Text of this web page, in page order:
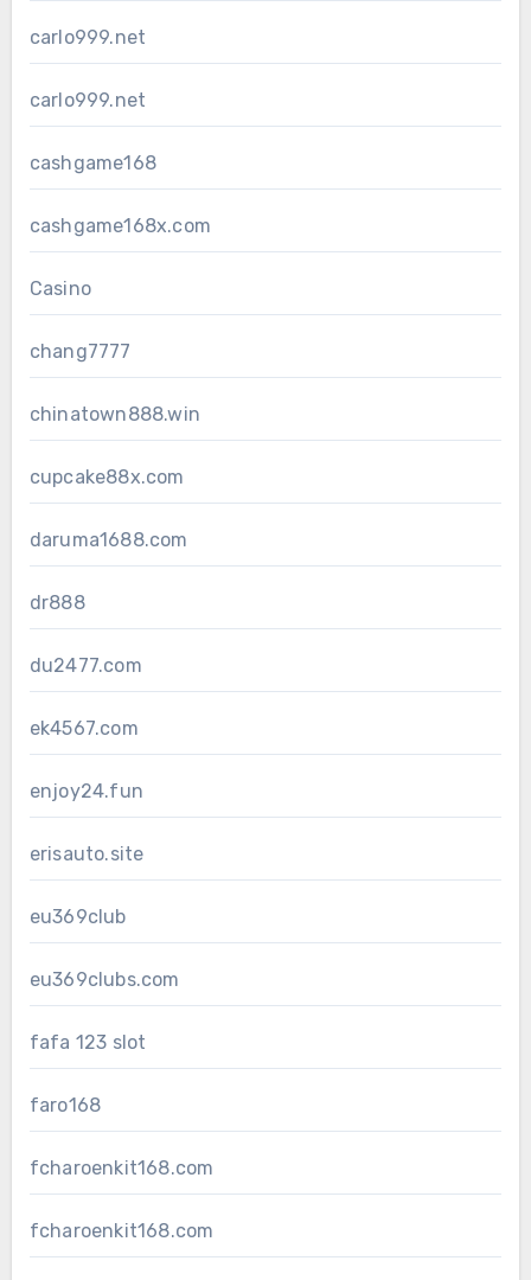
carlo999.net
carlo999.net
cashgame168
cashgame168x.com
Casino
chang7777
chinatown888.win
cupcake88x.com
daruma1688.com
dr888
du2477.com
ek4567.com
enjoy24.fun
erisauto.site
eu369club
eu369clubs.com
fafa 123 slot
faro168
fcharoenkit168.com
fcharoenkit168.com